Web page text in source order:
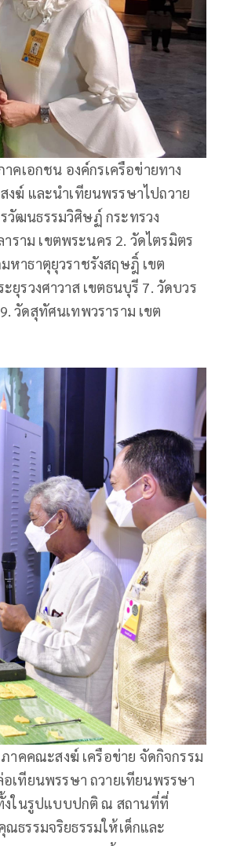
คเอกชน องค์กรเครือข่ายทาง
ฆ์ และนำเทียนพรรษาไปถวาย
วัฒนธรรมวิศิษฏ์ กระทรวง
าม เขตพระนคร 2. วัดไตรมิตร
หาธาตุยุวราชรังสฤษฎิ์ เขต
ยุรวงศาวาส เขตธนบุรี 7. วัดบวร
วัดสุทัศนเทพวราราม เขต
คคณะสงฆ์ เครือข่าย จัดกิจกรรม
ทียนพรรษา ถวายเทียนพรรษา
งในรูปแบบปกติ ณ สถานที่ที่
ธรรมจริยธรรมให้เด็กและ